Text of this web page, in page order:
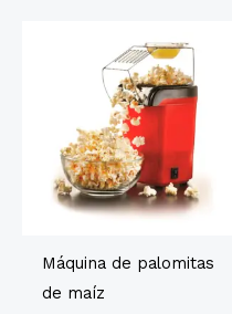
Máquina de palomitas
de maíz